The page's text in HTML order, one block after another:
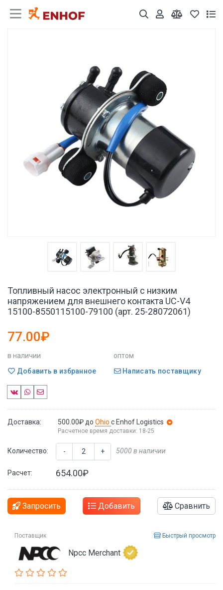
Топливный насос электронный с низким
напряжением для внешнего контакта UC-V4
15100-8550115100-79100 (арт. 25-28072061)
77.00₽
в наличии
оптом
Добавить в избранное
Написать поставщику
Доставка: 500.00₽ до Ohio с Enhof Logistics
Расчетное время доставки: 18-25
Количество: - + 5000 в наличии
Расчет: 654.00₽
Запросить Добавить Сравнить
Поставщик Быстрый просмотр
Npcc Merchant